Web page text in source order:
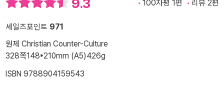
9.3 100자평 1편 리뷰 2편
세일즈포인트 971
원제 Christian Counter-Culture
328쪽148*210mm (A5)426g
ISBN 9788904159543